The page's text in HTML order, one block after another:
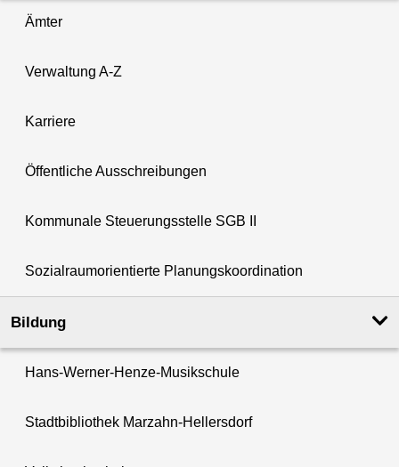
Ämter
Verwaltung A-Z
Karriere
Öffentliche Ausschreibungen
Kommunale Steuerungsstelle SGB II
Sozialraumorientierte Planungskoordination
Bildung
Hans-Werner-Henze-Musikschule
Stadtbibliothek Marzahn-Hellersdorf